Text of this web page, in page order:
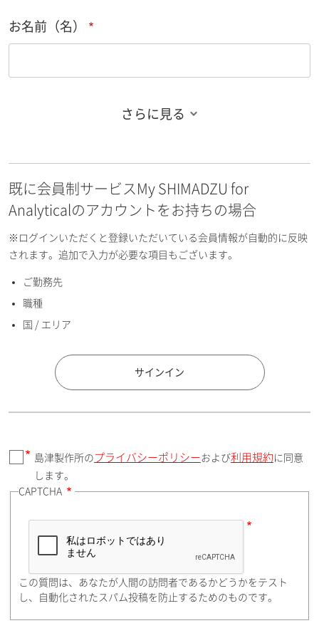
お名前（名）
お名前フリガナ（名）
E-mailアドレス（半角英数）
国 / エリア
郵便番号（勤務先）
住所検索
都道府県（勤務先）
さらに見る
既に会員制サービスMy SHIMADZU for
Analyticalのアカウントをお持ちの場合
※ログインいただくと登録いただいている会員情報が自動的に反映
されます。追加で入力が必要な項目もございます。
ご勤務先
職種
国 / エリア
サインイン
島津製作所の プライバシーポリシー および利用規約 に同意
します。
CAPTCHA
この質問は、あなたが人間の訪問者であるかどうかをテスト
し、自動化されたスパム投稿を防止するためのものです。